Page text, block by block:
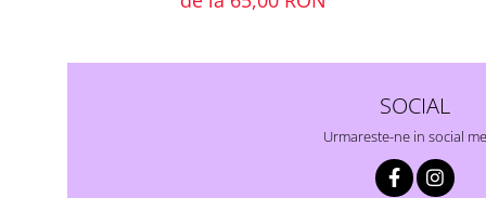
SOCIAL
Urmareste-ne in social